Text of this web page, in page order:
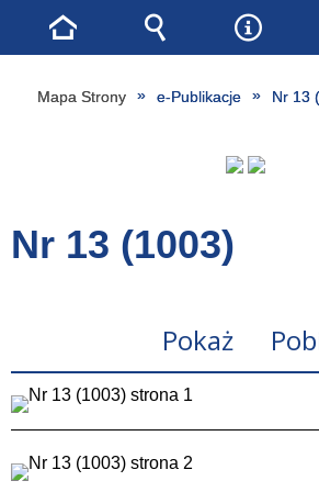
Mapa Strony e-Publikacje Nr 13
Nr 13 (1003)
Pokaż
Strona
główna
Wyszukiwarka